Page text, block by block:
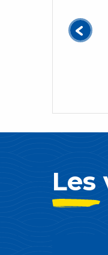
Les